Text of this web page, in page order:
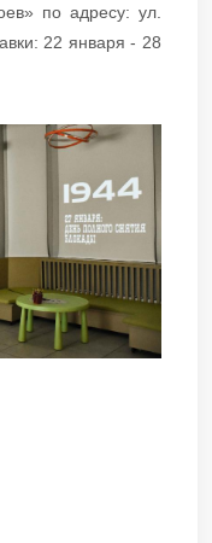
по адресу: ул.
22 января - 28